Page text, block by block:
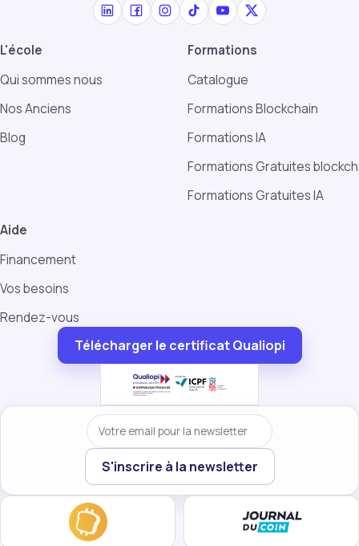
L'école
Qui sommes nous
Nos Anciens
Blog
Formations
Catalogue
Formations Blockchain
Formations IA
Formations Gratuites
Formations Gratuites IA
Aide
Financement
Vos besoins
Rendez-vous
Télécharger le certificat Qualiopi
Votre email
S'inscrire à la newsletter